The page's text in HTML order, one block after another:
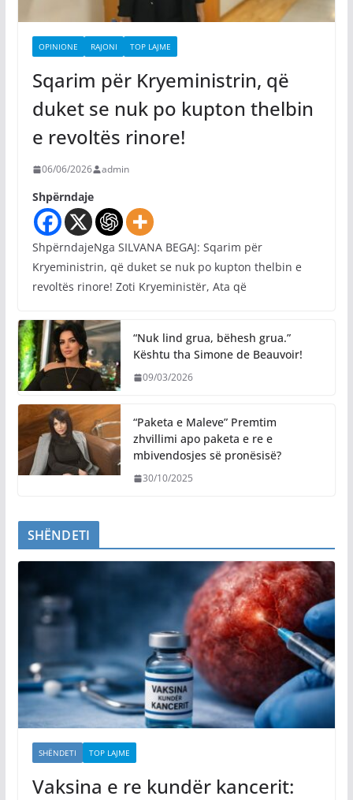
OPINIONE RAJONI TOP LAJME
Sqarim për Kryeministrin, që
duket se nuk po kupton thelbin
e revoltës rinore!
06/06/2026 admin
Shpërndaje
ShpërndajeNga SILVANA BEGAJ: Sqarim për
Kryeministrin, që duket se nuk po kupton thelbin e
revoltës rinore! Zoti Kryeministër, Ata që
“Nuk lind grua, bëhesh grua.”
Kështu tha Simone de Beauvoir!
09/03/2026
“Paketa e Maleve” Premtim
zhvillimi apo paketa e re e
mbivendosjes së pronësisë?
30/10/2025
SHËNDETI
SHËNDETI TOP LAJME
Vaksina e re kundër kancerit: